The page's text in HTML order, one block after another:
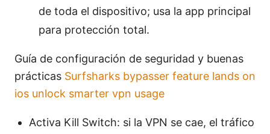
de toda el dispositivo; usa la app principal
para protección total.
Guía de configuración de seguridad y buenas
prácticas Surfsharks bypasser feature lands on
ios unlock smarter vpn usage
Activa Kill Switch: si la VPN se cae, el tráfico